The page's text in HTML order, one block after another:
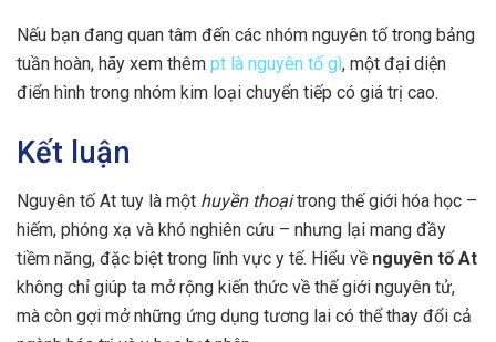
Nếu bạn đang quan tâm đến các nhóm nguyên tố trong bảng
tuần hoàn, hãy xem thêm pt là nguyên tố gì, một đại diện
điển hình trong nhóm kim loại chuyển tiếp có giá trị cao.
Kết luận
Nguyên tố At tuy là một huyền thoạitrong thế giới hóa học –
hiếm, phóng xạ và khó nghiên cứu – nhưng lại mang đầy
tiềm năng, đặc biệt trong lĩnh vực y tế. Hiểu về nguyên tố At
không chỉ giúp ta mở rộng kiến thức về thế giới nguyên tử,
mà còn gợi mở những ứng dụng tương lai có thể thay đổi cả